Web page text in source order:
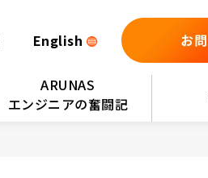
English
ARUNAS
エンジニアの奮闘記